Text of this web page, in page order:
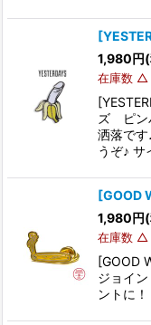
1,980円
在庫数 △
ズ ピン
洒落で
うぞ♪
[GOOD
1,980円
在庫数 △
[GOOD
ジョイ
ントに